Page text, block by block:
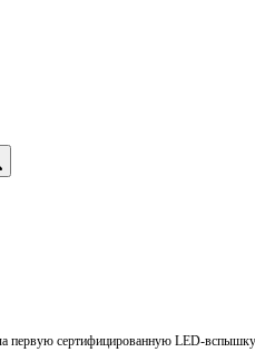
первую сертифицированную LED-